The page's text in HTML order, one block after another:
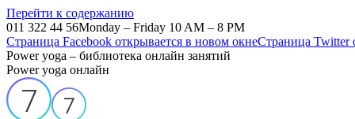
Перейти к содержанию
011 322 44 56Monday – Friday 10 AM – 8 PM
Страница Facebook открывается в новом окнеСтраница Twitter
Power yoga – библиотека онлайн занятий
Power yoga онлайн